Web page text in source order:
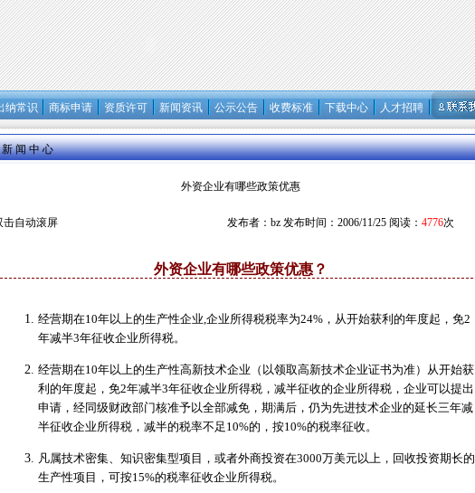
纳常识 商标申请 资质许可 新闻资讯 公示公告 收费标准 下载中心 人才招聘
闻 中 心
外资企业有哪些政策优惠
击自动滚屏 发布者：bz 发布时间：2006/11/25 阅读： 4776次
外资企业有哪些政策优惠？
经营期在10年以上的生产性企业,企业所得税税率为24%，从开始获利的年度起，免2
年减半3年征收企业所得税。
经营期在10年以上的生产性高新技术企业（以领取高新技术企业证书为准）从开始获
利的年度起，免2年减半3年征收企业所得税，减半征收的企业所得税，企业可以提出
申请，经同级财政部门核准予以全部减免，期满后，仍为先进技术企业的延长三年减
半征收企业所得税，减半的税率不足10%的，按10%的税率征收。
凡属技术密集、知识密集型项目，或者外商投资在3000万美元以上，回收投资期长的
生产性项目，可按15%的税率征收企业所得税。